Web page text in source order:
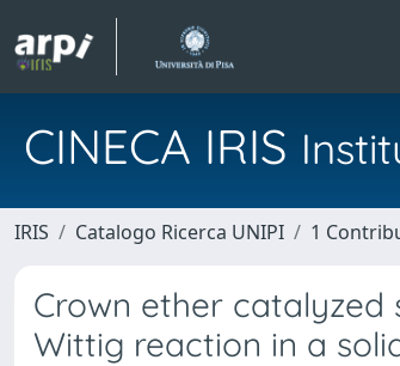
CINECA IRIS
IRIS Catalogo Ricerca UNIPI 1
Crown ether catalyzed
Wittig reaction in a